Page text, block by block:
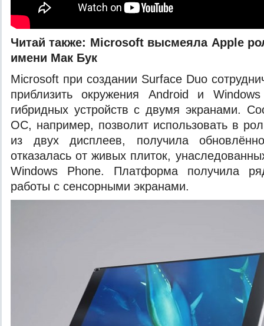
Читай также: Microsoft высмеяла Apple
имени Мак Бук
Microsoft при создании Surface Duo
приблизить окружения Android и
гибридных устройств с двумя экранами.
ОС, например, позволит использовать в
из двух дисплеев, получила
отказалась от живых плиток,
Windows Phone. Платформа получила
работы с сенсорными экранами.